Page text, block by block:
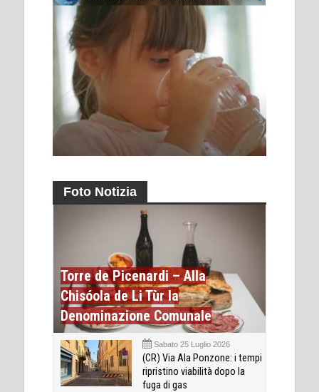
Foto Notizia
Torre de Picenardi – Alla
Chisóola de Li Tùr la
Denominazione Comunale
Sabato 25 Luglio 2026
(CR) Via Ala Ponzone: i tempi
ripristino viabilità dopo la
fuga di gas